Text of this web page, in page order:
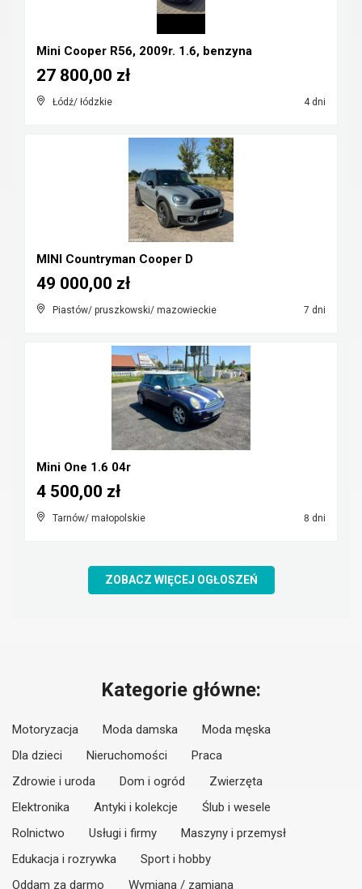
Mini Cooper R56, 2009r. 1.6, benzyna
Łódź/ łódzkie 4 dni
27 800,00 zł
MINI Countryman Cooper D
Piastów/ pruszkowski/ mazowieckie 7 dni
49 000,00 zł
Mini One 1.6 04r
Tarnów/ małopolskie 8 dni
4 500,00 zł
ZOBACZ WIĘCEJ OGŁOSZEŃ
Kategorie główne:
Motoryzacja Moda damska
Moda męska
Dla dzieci
Nieruchomości
Praca
Zdrowie i uroda
Dom i ogród
Zwierzęta
Elektronika
Antyki i kolekcje
Ślub i wesele
Rolnictwo
Usługi i firmy
Maszyny i przemysł
Edukacja i rozrywka
Sport i hobby
Oddam za darmo
Wymiana / zamiana